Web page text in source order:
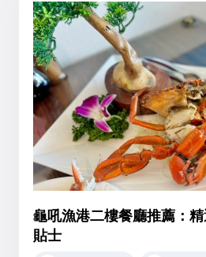
龜吼漁港二樓餐廳推薦：
貼士